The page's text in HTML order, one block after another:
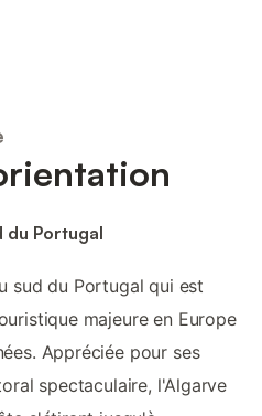
du Portugal
sud du Portugal qui est
majeure en Europe
Appréciée pour ses
spectaculaire, l'Algarve